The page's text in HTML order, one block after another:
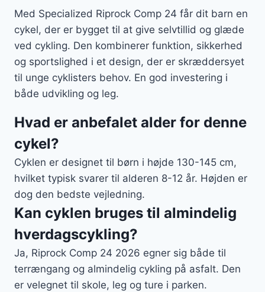
Med Specialized Riprock Comp 24 får dit barn en
cykel, der er bygget til at give selvtillid og glæde
ved cykling. Den kombinerer funktion, sikkerhed
og sportslighed i et design, der er skræddersyet
til unge cyklisters behov. En god investering i
både udvikling og leg.
Hvad er anbefalet alder for denne
cykel?
Cyklen er designet til børn i højde 130-145 cm,
hvilket typisk svarer til alderen 8-12 år. Højden er
dog den bedste vejledning.
Kan cyklen bruges til almindelig
hverdagscykling?
Ja, Riprock Comp 24 2026 egner sig både til
terrængang og almindelig cykling på asfalt. Den
er velegnet til skole, leg og ture i parken.